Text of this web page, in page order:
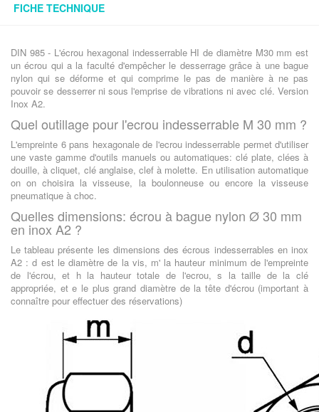
FICHE TECHNIQUE
DIN 985 - L'écrou hexagonal indesserrable HI de diamètre M30 mm est
un écrou qui a la faculté d'empêcher le desserrage grâce à une bague
nylon qui se déforme et qui comprime le pas de manière à ne pas
pouvoir se desserrer ni sous l'emprise de vibrations ni avec clé. Version
Inox A2.
Quel outillage pour l'ecrou indesserrable M 30 mm ?
L'empreinte 6 pans hexagonale de l'ecrou indesserrable permet d'utiliser
une vaste gamme d'outils manuels ou automatiques: clé plate, clées à
douille, à cliquet, clé anglaise, clef à molette. En utilisation automatique
on on choisira la visseuse, la boulonneuse ou encore la visseuse
pneumatique à choc.
Quelles dimensions: écrou à bague nylon Ø 30 mm
en inox A2 ?
Le tableau présente les dimensions des écrous indesserrables en inox
A2 : d est le diamètre de la vis, m' la hauteur minimum de l'empreinte
de l'écrou, et h la hauteur totale de l'ecrou, s la taille de la clé
appropriée, et e le plus grand diamètre de la tête d'écrou (important à
connaître pour effectuer des réservations)